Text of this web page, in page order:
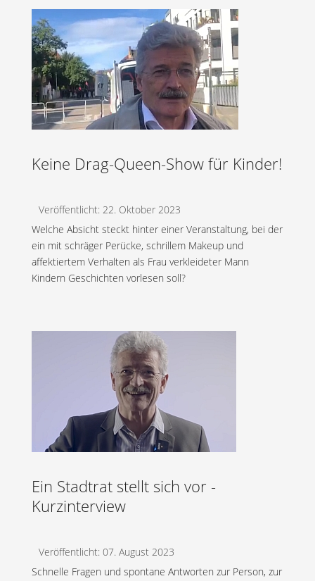
Keine Drag-Queen-Show für Kinder!
Veröffentlicht: 22. Oktober 2023
Welche Absicht steckt hinter einer Veranstaltung, bei der
ein mit schräger Perücke, schrillem Makeup und
affektiertem Verhalten als Frau verkleideter Mann
Kindern Geschichten vorlesen soll?
Ein Stadtrat stellt sich vor -
Kurzinterview
Veröffentlicht: 07. August 2023
Schnelle Fragen und spontane Antworten zur Person, zur